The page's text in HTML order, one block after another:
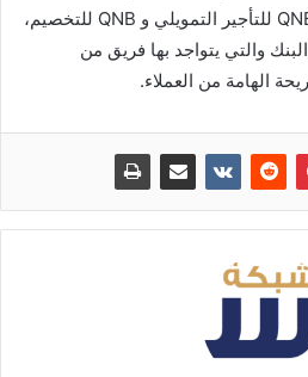
مثل QNB لتأمينات الحياة وQNB للتأجير التمويلي و QNB للتخصيم،
والتي يتواجد بها فريق من
الهامة من العملاء.